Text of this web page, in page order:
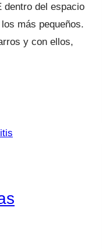
dentro del espacio
más pequeños.
y con ellos,